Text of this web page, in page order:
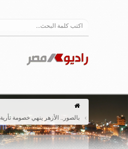
بالصور.. الأزهر ينهي خصومة